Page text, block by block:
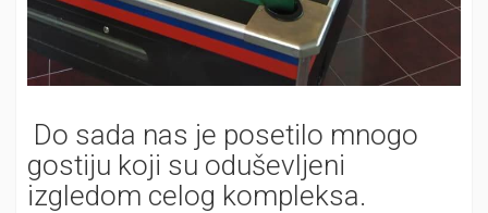
Do sada nas je posetilo mnogo
gostiju koji su oduševljeni
izgledom celog kompleksa.